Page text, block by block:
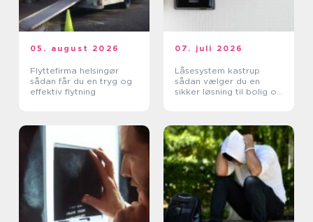
05. august 2026
Flyttefirma helsingør
sådan får du en tryg og
effektiv flytning
07. juli 2026
Låsesystem kastrup
sådan vælger du en
sikker løsning til bolig og